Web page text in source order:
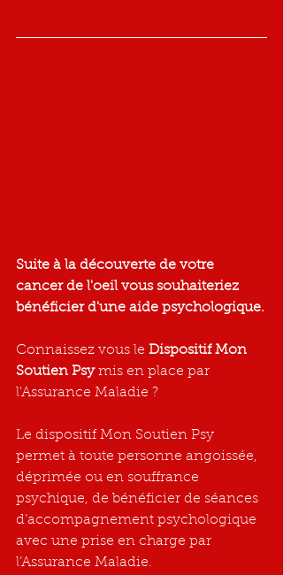
Suite à la découverte de votre
cancer de l'oeil vous souhaiteriez
bénéficier d'une aide psychologique.
Connaissez vous le Dispositif Mon
Soutien Psy mis en place par
l'Assurance Maladie ?
Le dispositif Mon Soutien Psy
permet à toute personne angoissée,
déprimée ou en souffrance
psychique, de bénéficier de séances
d’accompagnement psychologique
avec une prise en charge par
l’Assurance Maladie.